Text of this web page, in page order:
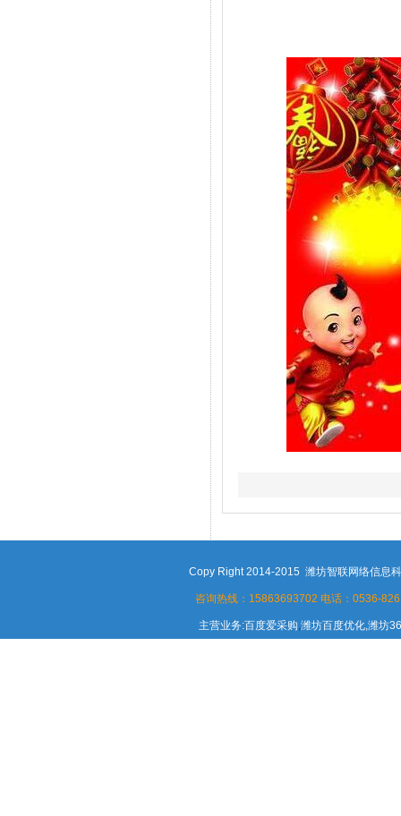
Copy Right 2014-2015 潍坊智联网络信息
咨询热线：15863693702 电话：0536-
主营业务:百度爱采购,潍坊百度优化,潍坊